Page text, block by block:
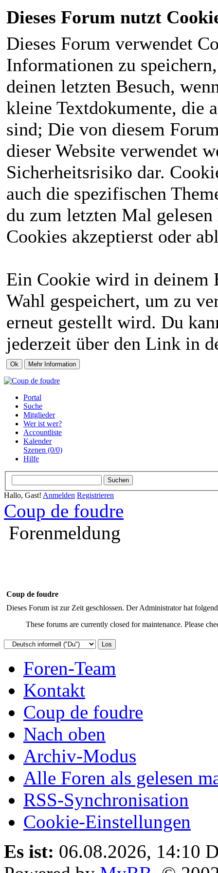
Dieses Forum nutzt
Dieses Forum verwendet
Informationen zu
deinen letzten Besuch,
kleine Textdokumente, die
sind; Die von diesem
dieser Website verwendet
Sicherheitsrisiko dar.
auch die spezifischen
du zum letzten Mal
Cookies akzeptierst oder
Ein Cookie wird in deinem
Wahl gespeichert, um zu
erneut gestellt wird. Du
jederzeit über den Link in
Portal
Suche
Mitglieder
Wer ist wer?
Accountliste
Kalender
Szenen (0/0)
Hilfe
Hallo, Gast! Anmelden Registrieren
Coup de foudre
Forenmeldung
Coup de foudre
Dieses Forum ist zur Zeit geschlossen. Der Administrator hat
These forums are currently closed for maintenance. Please
Foren-Team
Kontakt
Coup de foudre
Nach oben
Archiv-Modus
Alle Foren als gelesen
RSS-Synchronisation
Cookie-Einstellungen
Es ist: 06.08.2026, 14:10